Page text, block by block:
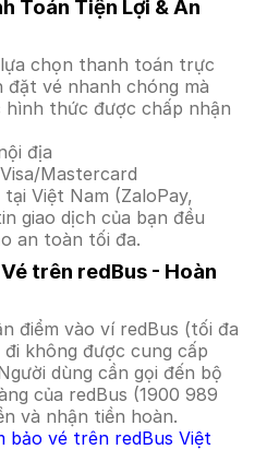
Toán Tiện Lợi & An
chọn thanh toán trực
vé nhanh chóng mà
hình thức được chấp nhận
địa
Mastercard
Việt Nam (ZaloPay,
giao dịch của bạn đều
an toàn tối đa.
trên redBus - Hoàn
điểm vào ví redBus (tối đa
không được cung cấp
dùng cần gọi đến bộ
của redBus (1900 989
và nhận tiền hoàn.
bảo vé trên redBus Việt